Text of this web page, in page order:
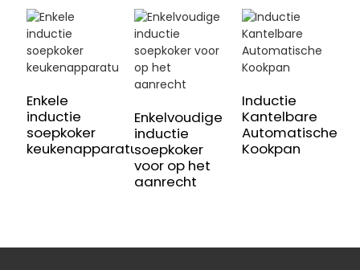
Enkele
inductie
soepkoker
keukenapparatuur
Enkelvoudige
inductie
soepkoker
voor op het
aanrecht
Inductie
Kantelbare
Automatische
Kookpan